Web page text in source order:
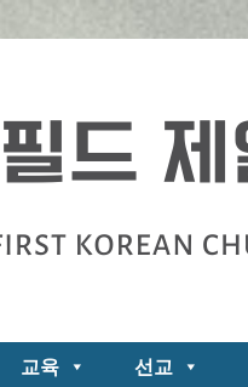
교육 선교